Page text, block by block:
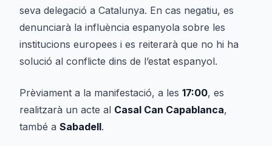
seva delegació a Catalunya. En cas negatiu, es
denunciarà la influència espanyola sobre les
institucions europees i es reiterarà que no hi ha
solució al conflicte dins de l’estat espanyol.
Prèviament a la manifestació, a les 17:00, es
realitzarà un acte al Casal Can Capablanca,
també a Sabadell.